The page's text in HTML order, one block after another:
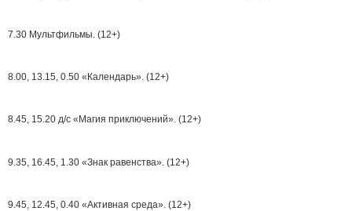
7.30 Мультфильмы. (12+)
8.00, 13.15, 0.50 «Календарь». (12+)
8.45, 15.20 д/с «Магия приключений». (12+)
9.35, 16.45, 1.30 «Знак равенства». (12+)
9.45, 12.45, 0.40 «Активная среда». (12+)